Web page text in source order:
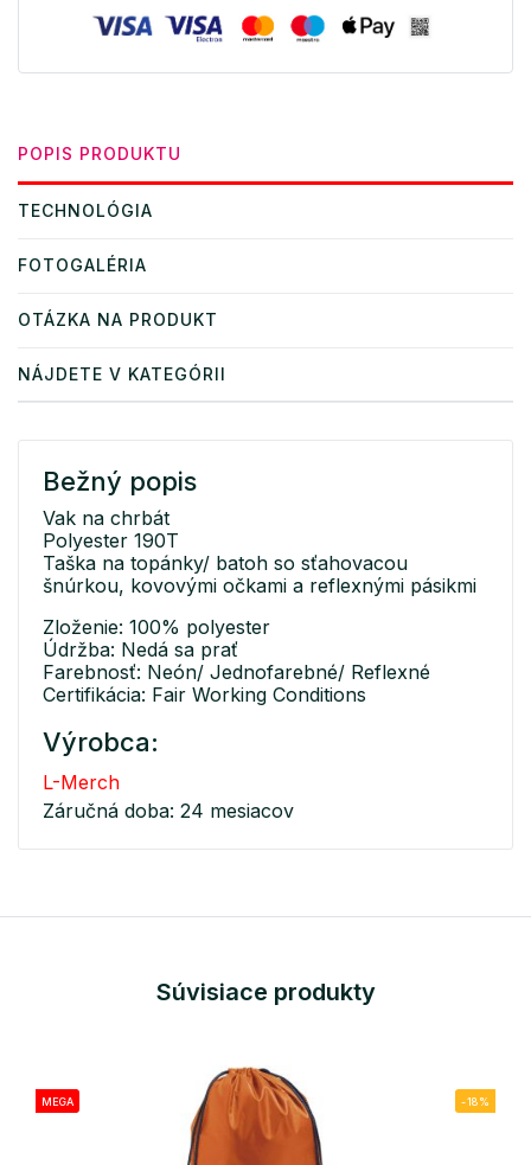
POPIS PRODUKTU
TECHNOLÓGIA
FOTOGALÉRIA
OTÁZKA NA PRODUKT
NÁJDETE V KATEGÓRII
Bežný popis
Vak na chrbát
Polyester 190T
Taška na topánky/ batoh so sťahovacou
šnúrkou, kovovými očkami a reflexnými pásikmi
Zloženie: 100% polyester
Údržba: Nedá sa prať
Farebnosť: Neón/ Jednofarebné/ Reflexné
Certifikácia: Fair Working Conditions
Výrobca:
L-Merch
Záručná doba: 24 mesiacov
Súvisiace produkty
MEGA -18%